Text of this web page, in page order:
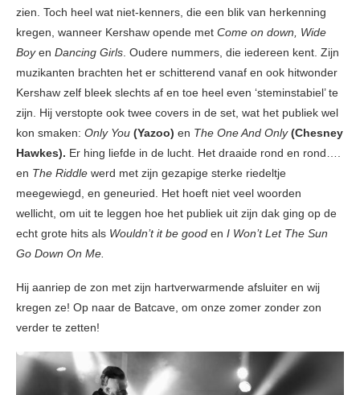
zien. Toch heel wat niet-kenners, die een blik van herkenning
kregen, wanneer Kershaw opende met Come on down, Wide
Boyen Dancing Girls. Oudere nummers, die iedereen kent. Zijn
muzikanten brachten het er schitterend vanaf en ook hitwonder
Kershaw zelf bleek slechts af en toe heel even ‘steminstabiel’ te
zijn. Hij verstopte ook twee covers in de set, wat het publiek wel
kon smaken: Only You (Yazoo) en The One And Only (Chesney
Hawkes). Er hing liefde in de lucht. Het draaide rond en rond….
en The Riddle werd met zijn gezapige sterke riedeltje
meegewiegd, en geneuried. Het hoeft niet veel woorden
wellicht, om uit te leggen hoe het publiek uit zijn dak ging op de
echt grote hits als Wouldn’t it be good en I Won’t Let The Sun
Go Down On Me.
Hij aanriep de zon met zijn hartverwarmende afsluiter en wij
kregen ze! Op naar de Batcave, om onze zomer zonder zon
verder te zetten!